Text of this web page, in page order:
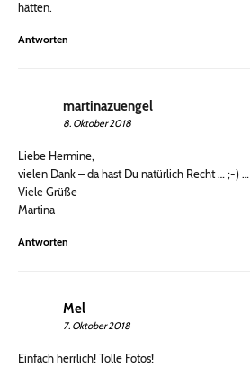
hätten.
Antworten
martinazuengel
8. Oktober 2018
Liebe Hermine,
vielen Dank – da hast Du natürlich Recht … ;-) …
Viele Grüße
Martina
Antworten
Mel
7. Oktober 2018
Einfach herrlich! Tolle Fotos!